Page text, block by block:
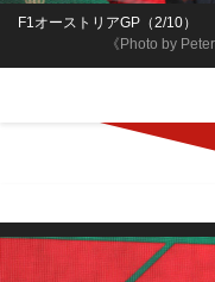
《Photo by
F1オーストリアGP（2/10）